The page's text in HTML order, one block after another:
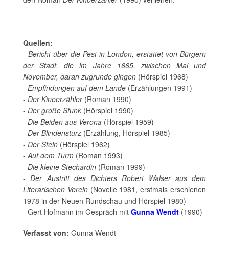
Quellen:
- Bericht über die Pest in London, erstattet von Bürgern
der Stadt, die im Jahre 1665, zwischen Mai und
November, daran zugrunde gingen (Hörspiel 1968)
- Empfindungen auf dem Lande (Erzählungen 1991)
- Der Kinoerzähler (Roman 1990)
- Der große Stunk (Hörspiel 1990)
- Die Beiden aus Verona (Hörspiel 1959)
- Der Blindensturz (Erzählung, Hörspiel 1985)
- Der Stein (Hörspiel 1962)
-Auf dem Turm (Roman 1993)
- Die kleine Stechardin (Roman 1999)
-Der Austritt des Dichters Robert Walser aus dem
Literarischen Verein(Novelle 1981, erstmals erschienen
1978 in der Neuen Rundschau und Hörspiel 1980)
- Gert Hofmann im Gespräch mit Gunna Wendt (1990)
Verfasst von: Gunna Wendt